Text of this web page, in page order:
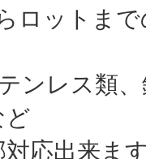
ロットま
ンレス類
ど
応出来ま